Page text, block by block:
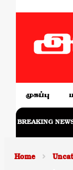
முகப்பு
BREAKING
Home